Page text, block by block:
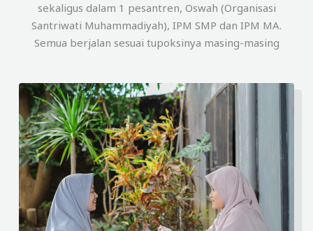
sekaligus dalam 1 pesantren, Oswah (Organisasi
Santriwati Muhammadiyah), IPM SMP dan IPM MA.
Semua berjalan sesuai tupoksinya masing-masing